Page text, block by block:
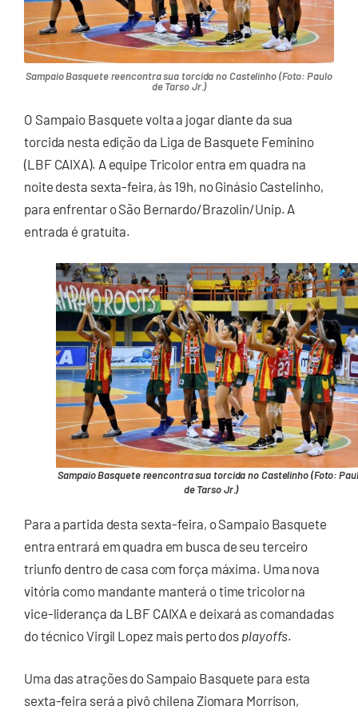
Sampaio Basquete reencontra sua torcida no Castelinho (Foto: Paulo
de Tarso Jr.)
O Sampaio Basquete volta a jogar diante da sua
torcida nesta edição da Liga de Basquete Feminino
(LBF CAIXA). A equipe Tricolor entra em quadra na
noite desta sexta-feira, às 19h, no Ginásio Castelinho,
para enfrentar o São Bernardo/Brazolin/Unip. A
entrada é gratuita.
Sampaio Basquete reencontra sua torcida no Castelinho (Foto:
de Tarso Jr.)
Para a partida desta sexta-feira, o Sampaio Basquete
entra entrará em quadra em busca de seu terceiro
triunfo dentro de casa com força máxima. Uma nova
vitória como mandante manterá o time tricolor na
vice-liderança da LBF CAIXA e deixará as comandadas
do técnico Virgil Lopez mais perto dos playoffs.
Uma das atrações do Sampaio Basquete para esta
sexta-feira será a pivô chilena Ziomara Morrison,